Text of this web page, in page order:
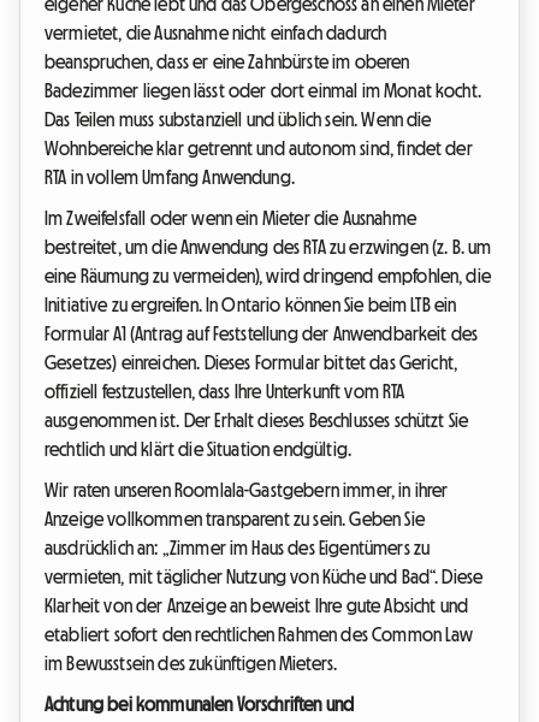
eigener Küche lebt und das Obergeschoss an einen Mieter
vermietet, die Ausnahme nicht einfach dadurch
beanspruchen, dass er eine Zahnbürste im oberen
Badezimmer liegen lässt oder dort einmal im Monat kocht.
Das Teilen muss substanziell und üblich sein. Wenn die
Wohnbereiche klar getrennt und autonom sind, findet der
RTA in vollem Umfang Anwendung.
Im Zweifelsfall oder wenn ein Mieter die Ausnahme
bestreitet, um die Anwendung des RTA zu erzwingen (z. B. um
eine Räumung zu vermeiden), wird dringend empfohlen, die
Initiative zu ergreifen. In Ontario können Sie beim LTB ein
Formular A1 (Antrag auf Feststellung der Anwendbarkeit des
Gesetzes) einreichen. Dieses Formular bittet das Gericht,
offiziell festzustellen, dass Ihre Unterkunft vom RTA
ausgenommen ist. Der Erhalt dieses Beschlusses schützt Sie
rechtlich und klärt die Situation endgültig.
Wir raten unseren Roomlala-Gastgebern immer, in ihrer
Anzeige vollkommen transparent zu sein. Geben Sie
ausdrücklich an: „Zimmer im Haus des Eigentümers zu
vermieten, mit täglicher Nutzung von Küche und Bad“. Diese
Klarheit von der Anzeige an beweist Ihre gute Absicht und
etabliert sofort den rechtlichen Rahmen des Common Law
im Bewusstsein des zukünftigen Mieters.
Achtung bei kommunalen Vorschriften und